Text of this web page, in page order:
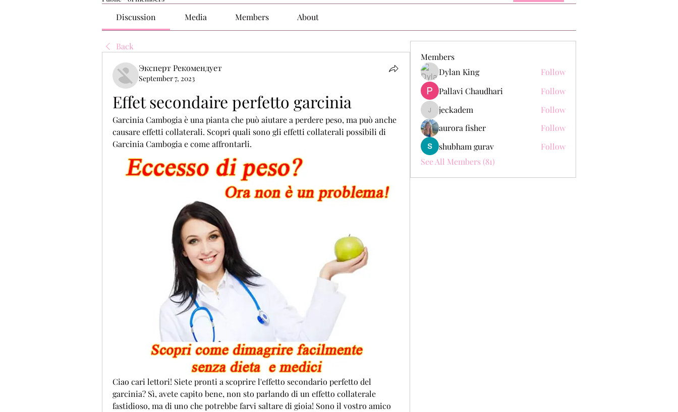
Discussion Media Members About
Back
Эксперт Рекомендует
September 7, 2023
Effet secondaire perfetto garcinia
Garcinia Cambogia è una pianta che può aiutare a perdere peso, ma può anche
causare effetti collaterali. Scopri quali sono gli effetti collaterali possibili di
Garcinia Cambogia e come affrontarli.
Ciao cari lettori! Siete pronti a scoprire l'effetto secondario perfetto del
garcinia? Sì, avete capito bene, non sto parlando di un effetto collaterale
fastidioso, ma di uno che potrebbe farvi saltare di gioia! Sono il vostro amico
Members
Dylan King
Follow
Pallavi Chaudhari
Follow
jeckadem
jeckadem
Follow
aurora fisher
Follow
shubham gurav
Follow
See All Members (81)